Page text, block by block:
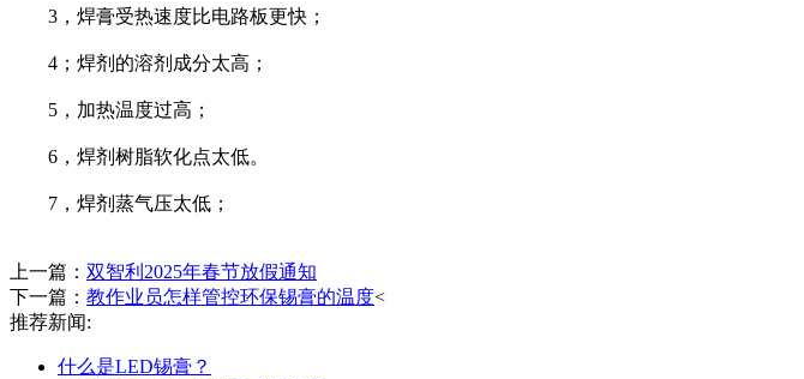
3，焊膏受热速度比电路板更快；
4；焊剂的溶剂成分太高；
5，加热温度过高；
6，焊剂树脂软化点太低。
7，焊剂蒸气压太低；
上一篇： 双智利2025年春节放假通知
下一篇： 教作业员怎样管控环保锡膏的温度<
推荐新闻:
什么是LED锡膏？